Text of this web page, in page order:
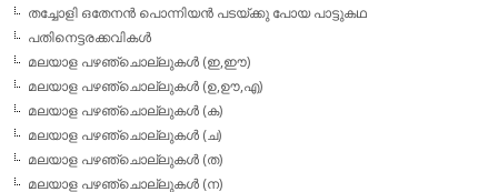
തച്ചോളി ഒതേനൻ പൊന്നിയൻ പടയ്‌ക്കു പോയ പാട്ടുകഥ
പതിനെട്ടരക്കവികള്‍
മലയാള പഴഞ്ചൊല്ലുകള്‍ (ഇ,ഈ)
മലയാള പഴഞ്ചൊല്ലുകള്‍ (ഉ,ഊ,എ)
മലയാള പഴഞ്ചൊല്ലുകള്‍ (ക)
മലയാള പഴഞ്ചൊല്ലുകള്‍ (ച)
മലയാള പഴഞ്ചൊല്ലുകള്‍ (ത)
മലയാള പഴഞ്ചൊല്ലുകള്‍ (ന)